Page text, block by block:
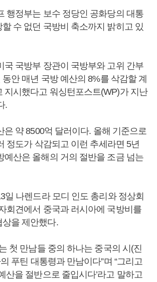
행정부는 보수 정당인 공화당의 대통
수 없던 국방비 축소까지 밝히고 있
국 국방부 장관이 국방부와 고위 간부
안 매년 국방 예산의 8%를 삭감할 계
지시했다고 워싱턴포스트(WP)가 지난
.
은 약 8500억 달러이다. 올해 기준으로
정도가 삭감되고 이런 추세라면 5년
예산은 올해의 거의 절반을 조금 넘는
일 나렌드라 모디 인도 총리와 정상회
회견에서 중국과 러시아에 국방비를
을 제안했다.
첫 만남들 중의 하나는 중국의 시(진
푸틴 대통령과 만남이다”며 “그리고
산을 절반으로 줄입시다’라고 말하고